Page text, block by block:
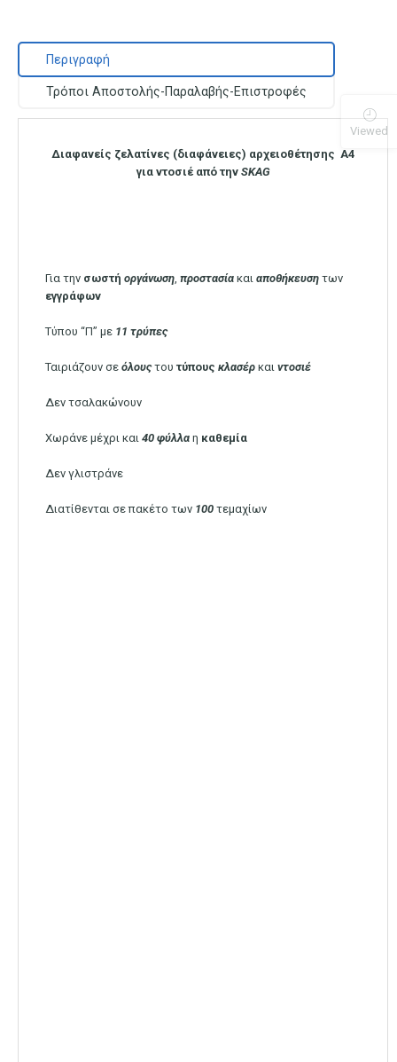
Περιγραφή
Τρόποι Αποστολής-Παραλαβής-Επιστροφές
Διαφανείς ζελατίνες (διαφάνειες) αρχειοθέτησης Α4
για ντοσιέ από την SKAG
Για την σωστή οργάνωση, προστασία και αποθήκευση των
εγγράφων
Τύπου “Π” με 11 τρύπες
Ταιριάζουν σε όλους του τύπους κλασέρ και ντοσιέ
Δεν τσαλακώνουν
Χωράνε μέχρι και 40 φύλλα η καθεμία
Δεν γλιστράνε
Διατίθενται σε πακέτο των 100 τεμαχίων
Viewed